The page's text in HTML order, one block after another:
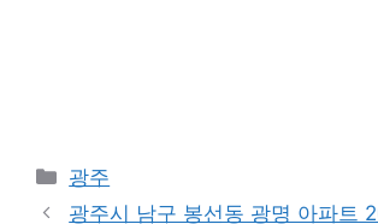
Categories
광주
광주시 남구 봉선동 광명 아파트